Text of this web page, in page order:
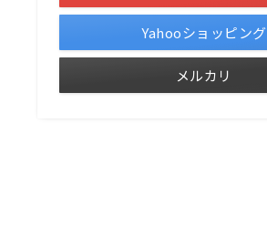
Yahooショッピング
メルカリ